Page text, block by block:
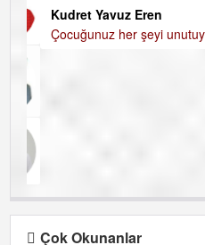
Kudret Yavuz Eren
Çocuğunuz her şeyi
Çok Okunanlar